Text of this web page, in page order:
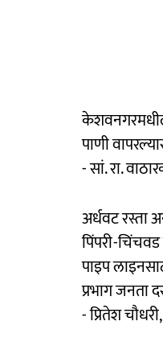
पाणी
- सां. रा.
अर्धवट रस्ता
पिंपरी-चिंचवड
पाइप
प्रभाग जनता
- प्रितेश